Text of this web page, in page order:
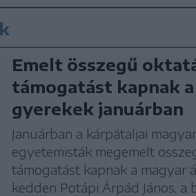
Emelt összegű
támogatást kapnak
gyerekek januárban
Januárban a kárpátaljai
egyetemisták megemelt
támogatást kapnak a magyar
kedden Potápi Árpád János,